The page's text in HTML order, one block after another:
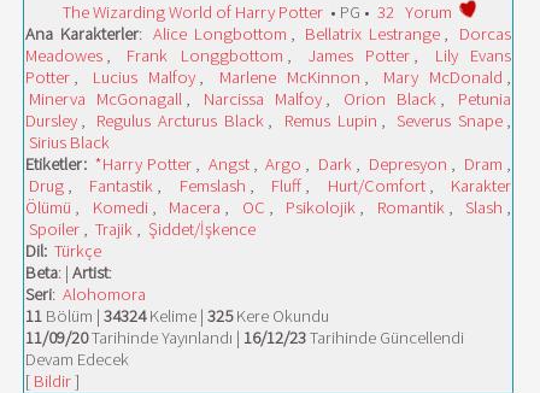
The Wizarding World of Harry Potter • PG • 32 Yorum
Ana Karakterler: Alice Longbottom , Bellatrix Lestrange ,
Dorcas
Meadowes , Frank Longgbottom , James Potter ,
Lily Evans
Potter , Lucius Malfoy , Marlene McKinnon , Mary McDonald ,
Minerva McGonagall , Narcissa Malfoy , Orion Black ,
Petunia
Dursley , Regulus Arcturus Black , Remus Lupin , Severus Snape ,
Sirius Black
Etiketler: *Harry Potter , Angst , Argo , Dark , Depresyon , Dram ,
Drug , Fantastik , Femslash , Fluff , Hurt/Comfort ,
Karakter
Ölümü , Komedi , Macera , OC , Psikolojik , Romantik , Slash ,
Spoiler , Trajik , Şiddet/İşkence
Dil: Türkçe
Beta: | Artist:
Seri: Alohomora
11 Bölüm | 34324Kelime | 325Kere Okundu
11/09/20Tarihinde Yayınlandı | 16/12/23Tarihinde Güncellendi
Devam Edecek
[ Bildir]